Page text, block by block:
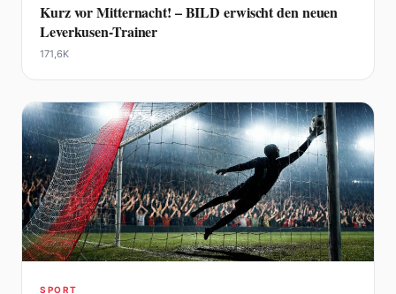
Kurz vor Mitternacht! – BILD erwischt den neuen
Leverkusen-Trainer
171,6K
SPORT